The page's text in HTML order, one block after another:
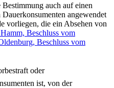
auch auf einen
angewendet
vorliegen, die ein Absehen von
Beschluss vom
Beschluss vom
oder
ist, von der